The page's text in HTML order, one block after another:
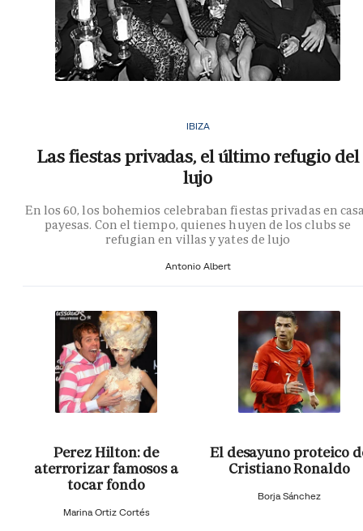
IBIZA
Las fiestas privadas, el último refugio del
lujo
En los 60, los bohemios celebraban fiestas privadas en
payesas. Con el tiempo, quienes huyen de los clubs se
refugian en villas y yates de lujo
Antonio Albert
Perez Hilton: de
aterrorizar famosos a
tocar fondo
Marina Ortiz Cortés
El desayuno proteico
Cristiano Ronaldo
Borja Sánchez